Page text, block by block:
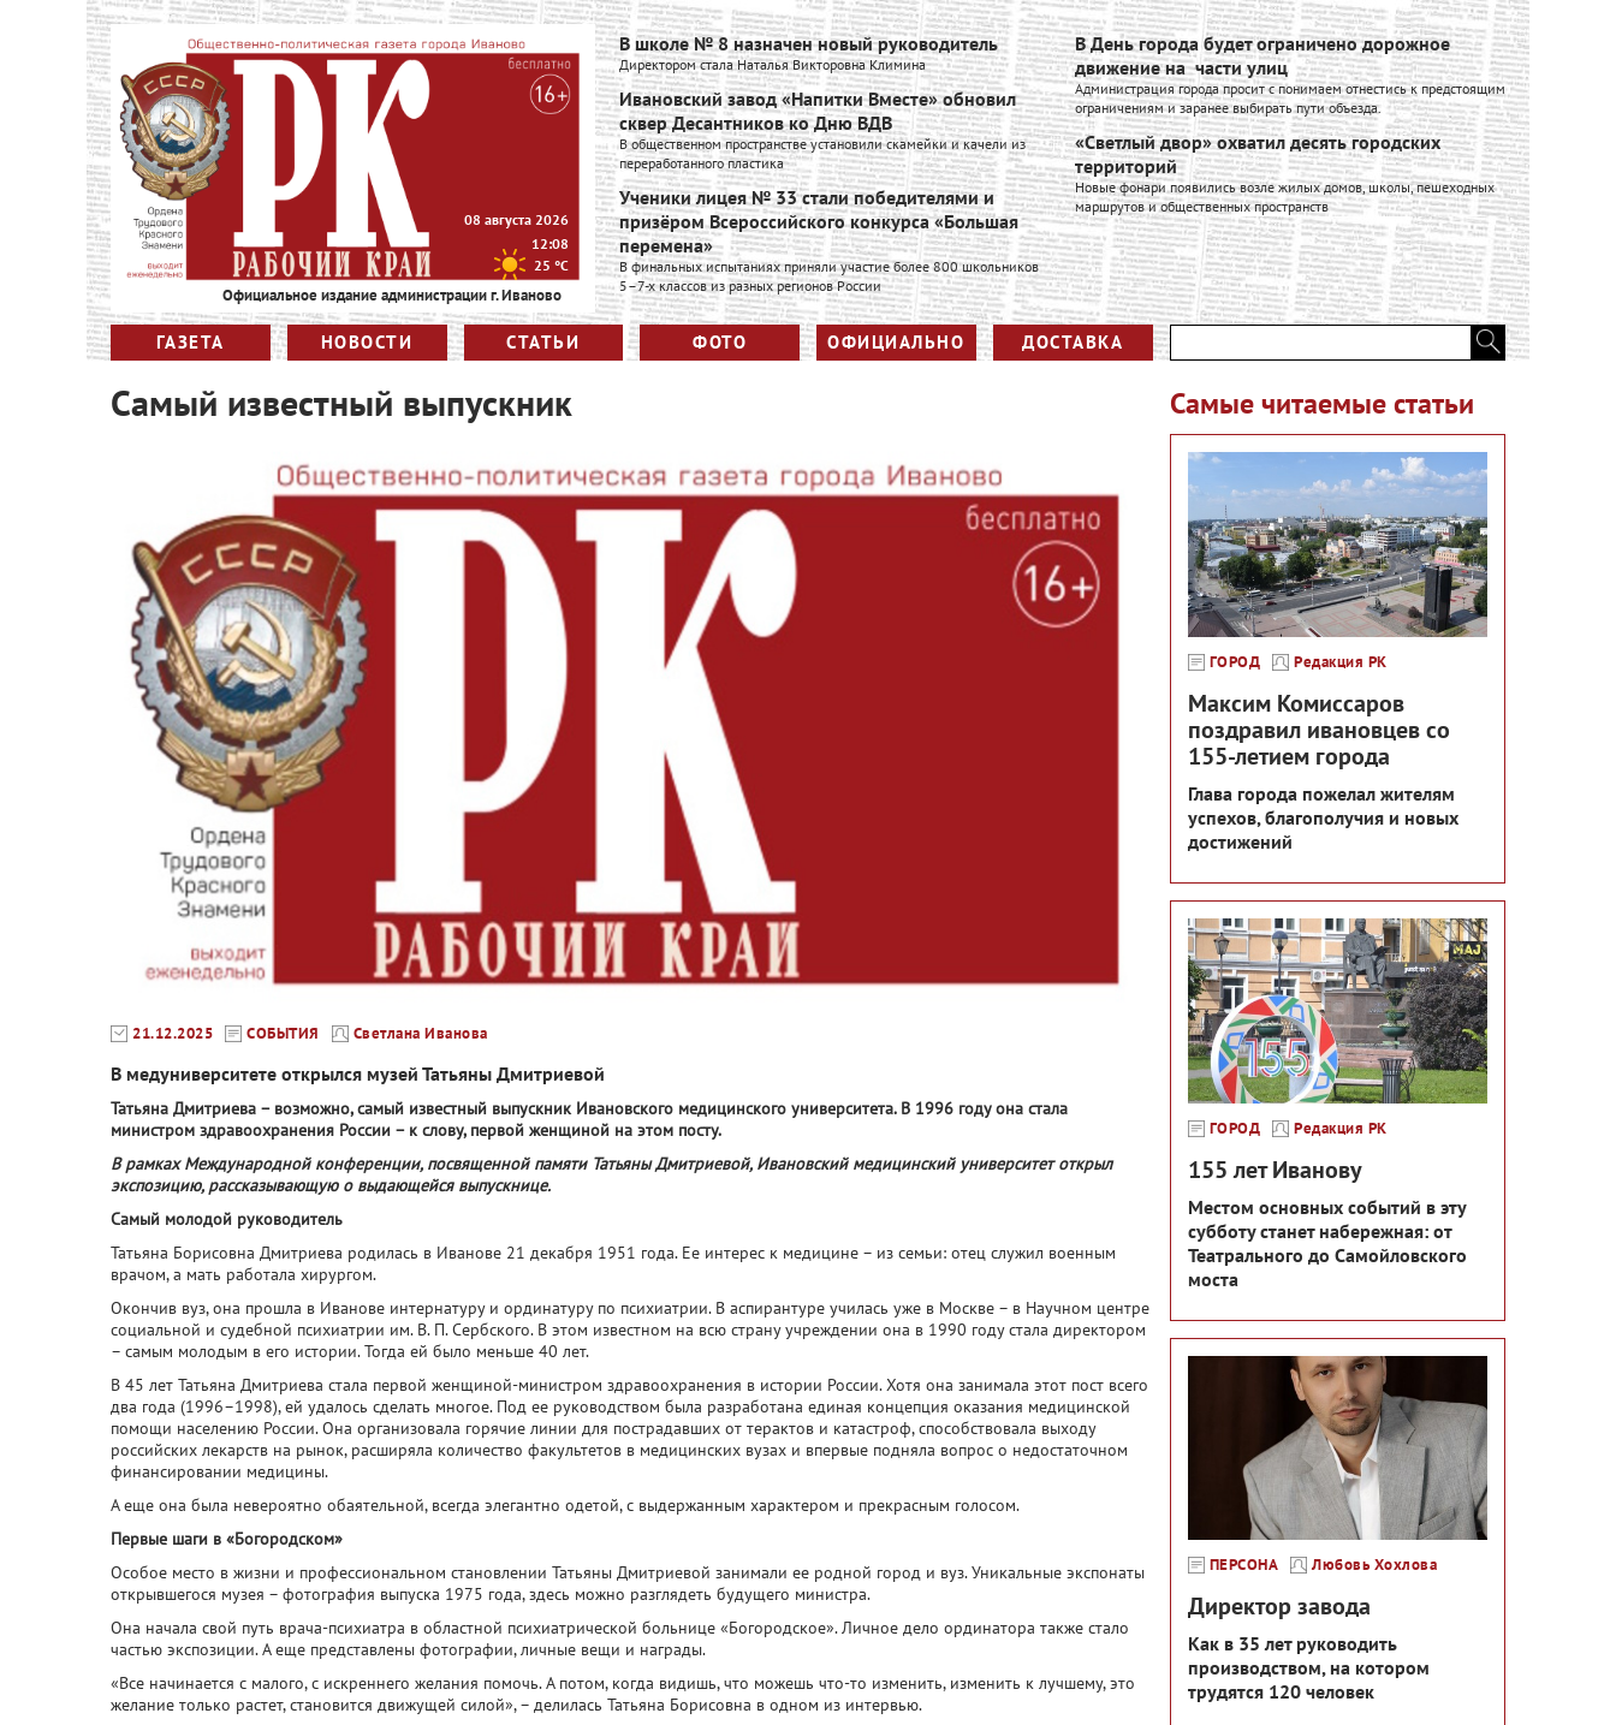
Официальное издание администрации г. Иваново
08 августа 2026
12:08
25 °C
В школе № 8 назначен новый руководитель
Директором стала Наталья Викторовна Климина
Ивановский завод «Напитки Вместе» обновил
сквер Десантников ко Дню ВДВ
В общественном пространстве установили скамейки и качели из
переработанного пластика
Ученики лицея № 33 стали победителями и
призёром Всероссийского конкурса «Большая
перемена»
В финальных испытаниях приняли участие более 800 школьников
5–7-х классов из разных регионов России
В День города будет ограничено дорожное
движение на части улиц
Администрация города просит с понимаем отнестись к предстоящим
ограничениям и заранее выбирать пути объезда.
«Светлый двор» охватил десять городских
территорий
Новые фонари появились возле жилых домов, школы, пешеходных
маршрутов и общественных пространств
ГАЗЕТА НОВОСТИ СТАТЬИ ФОТО ОФИЦИАЛЬНО ДОСТАВКА
Самый известный выпускник
21.12.2025 СОБЫТИЯ Светлана Иванова
В медуниверситете открылся музей Татьяны Дмитриевой
Татьяна Дмитриева – возможно, самый известный выпускник Ивановского медицинского университета. В 1996 году она стала
министром здравоохранения России – к слову, первой женщиной на этом посту.
В рамках Международной конференции, посвященной памяти Татьяны Дмитриевой, Ивановский медицинский университет открыл
экспозицию, рассказывающую о выдающейся выпускнице.
Самый молодой руководитель
Татьяна Борисовна Дмитриева родилась в Иванове 21 декабря 1951 года. Ее интерес к медицине – из семьи: отец служил военным
врачом, а мать работала хирургом.
Окончив вуз, она прошла в Иванове интернатуру и ординатуру по психиатрии. В аспирантуре училась уже в Москве – в Научном центре
социальной и судебной психиатрии им. В. П. Сербского. В этом известном на всю страну учреждении она в 1990 году стала директором
– самым молодым в его истории. Тогда ей было меньше 40 лет.
В 45 лет Татьяна Дмитриева стала первой женщиной-министром здравоохранения в истории России. Хотя она занимала этот пост всего
два года (1996–1998), ей удалось сделать многое. Под ее руководством была разработана единая концепция оказания медицинской
помощи населению России. Она организовала горячие линии для пострадавших от терактов и катастроф, способствовала выходу
российских лекарств на рынок, расширяла количество факультетов в медицинских вузах и впервые подняла вопрос о недостаточном
финансировании медицины.
А еще она была невероятно обаятельной, всегда элегантно одетой, с выдержанным характером и прекрасным голосом.
Первые шаги в «Богородском»
Особое место в жизни и профессиональном становлении Татьяны Дмитриевой занимали ее родной город и вуз. Уникальные экспонаты
открывшегося музея – фотография выпуска 1975 года, здесь можно разглядеть будущего министра.
Она начала свой путь врача-психиатра в областной психиатрической больнице «Богородское». Личное дело ординатора также стало
частью экспозиции. А еще представлены фотографии, личные вещи и награды.
«Все начинается с малого, с искреннего желания помочь. А потом, когда видишь, что можешь что-то изменить, изменить к лучшему, это
желание только растет, становится движущей силой», – делилась Татьяна Борисовна в одном из интервью.
Самые читаемые статьи
ГОРОД Редакция РК
Максим Комиссаров
поздравил ивановцев со
155-летием города
Глава города пожелал жителям
успехов, благополучия и новых
достижений
ГОРОД Редакция РК
155 лет Иванову
Местом основных событий в эту
субботу станет набережная: от
Театрального до Самойловского
моста
ПЕРСОНА Любовь Хохлова
Директор завода
Как в 35 лет руководить
производством, на котором
трудятся 120 человек